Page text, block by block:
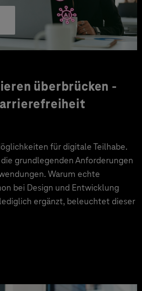
überbrücken -
für digitale Teilhabe.
grundlegenden Anforderungen
Warum echte
bei Design und Entwicklung
ergänzt, beleuchtet dieser